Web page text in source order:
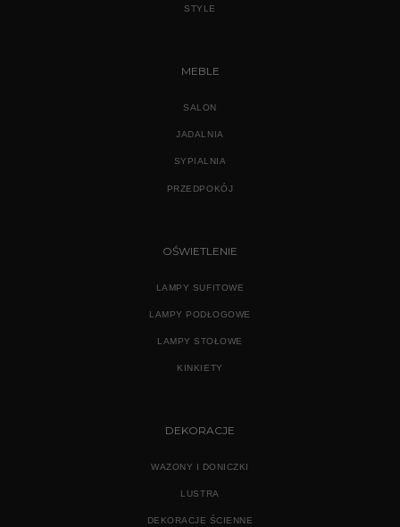
STYLE
MEBLE
SALON
JADALNIA
SYPIALNIA
PRZEDPOKÓJ
OŚWIETLENIE
LAMPY SUFITOWE
LAMPY PODŁOGOWE
LAMPY STOŁOWE
KINKIETY
DEKORACJE
WAZONY I DONICZKI
LUSTRA
DEKORACJE ŚCIENNE